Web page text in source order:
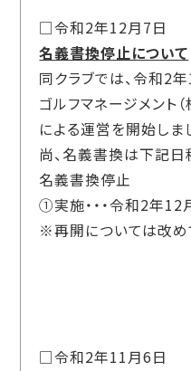
□令和2年12月7日
名義書換停止について
同クラブでは、令和2
ゴルフマネージメント（
による運営を開始しま
尚、名義書換は下記日
名義書換停止
①実施・・・令和2年12
※再開については改め
□令和2年11月6日